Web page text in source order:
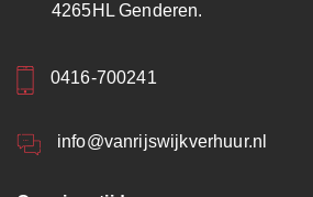
4265HL Genderen.
0416-700241
info@vanrijswijkverhuur.nl